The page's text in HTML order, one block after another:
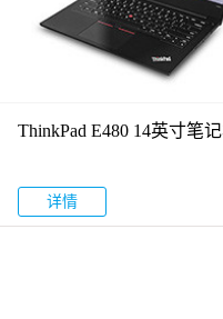
ThinkPad E480 14英寸笔
详情